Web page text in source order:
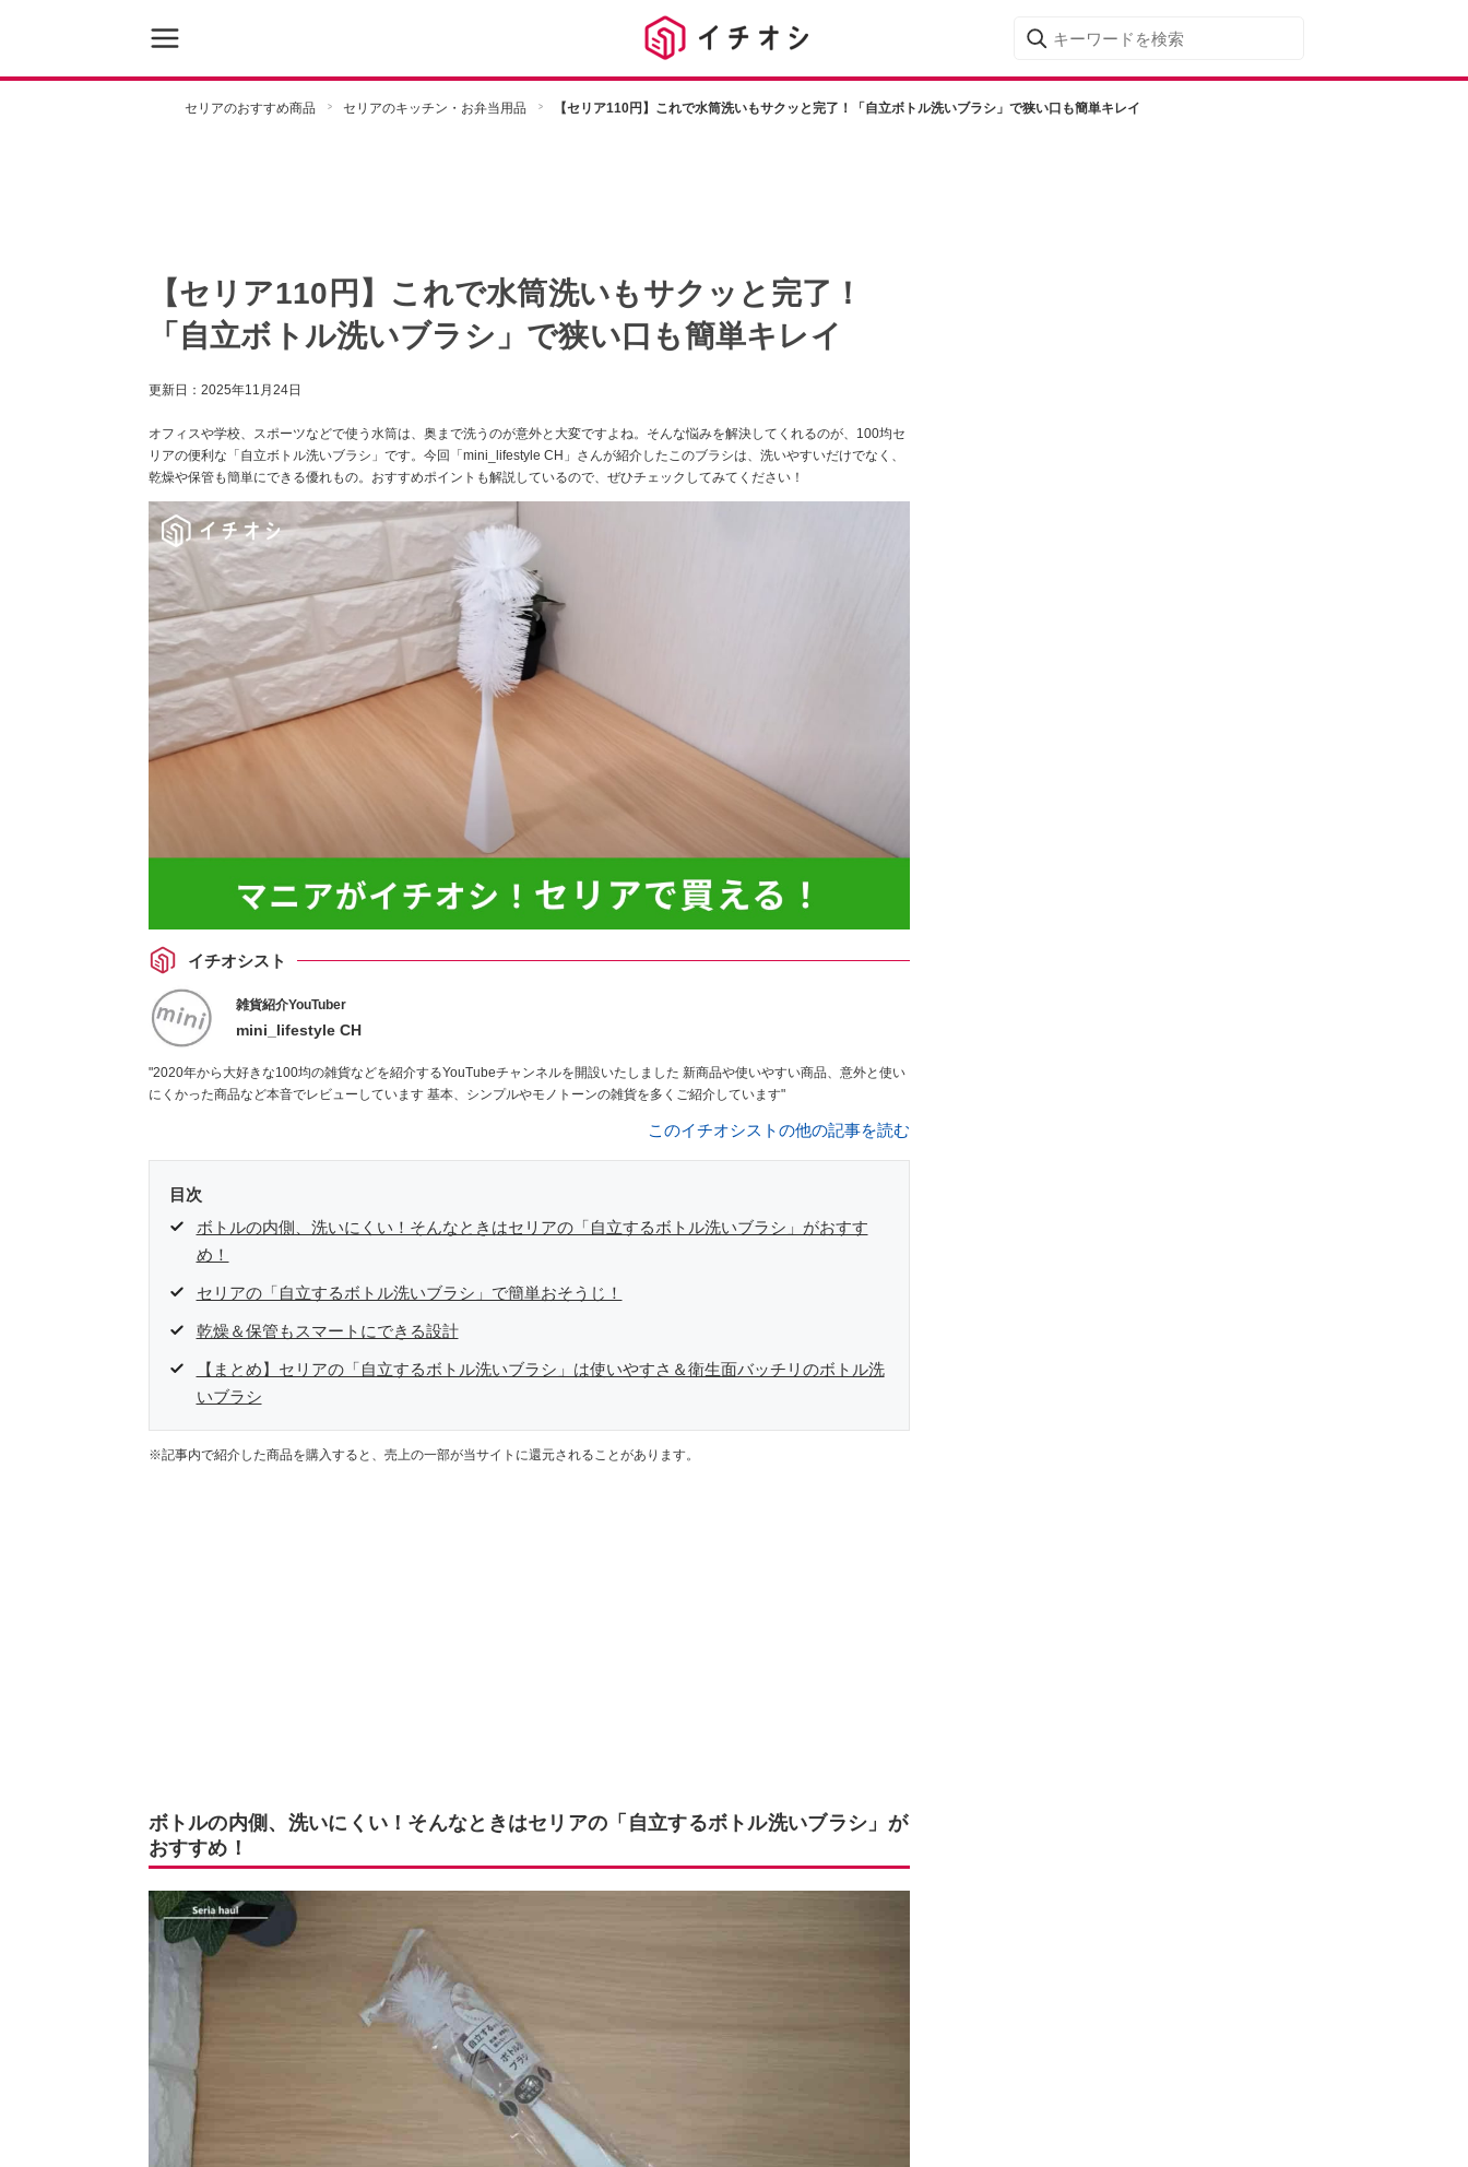
セリアのおすすめ商品 セリアのキッチン・お弁当用品 【セリア110円】これで水筒洗いもサクッと完了！「自立ボトル洗いブラシ」で狭い口も簡単キレイ
【セリア110円】これで水筒洗いもサクッと完了！
「自立ボトル洗いブラシ」で狭い口も簡単キレイ
更新日： 2025年11月24日
オフィスや学校、スポーツなどで使う水筒は、奥まで洗うのが意外と大変ですよね。そんな悩みを解決してくれるのが、100均セ
リアの便利な「自立ボトル洗いブラシ」です。今回「mini_lifestyle CH」さんが紹介したこのブラシは、洗いやすいだけでなく、
乾燥や保管も簡単にできる優れもの。おすすめポイントも解説しているので、ぜひチェックしてみてください！
イチオシスト
雑貨紹介YouTuber
mini_lifestyle CH
"2020年から大好きな100均の雑貨などを紹介するYouTubeチャンネルを開設いたしました 新商品や使いやすい商品、意外と使い
にくかった商品など本音でレビューしています 基本、シンプルやモノトーンの雑貨を多くご紹介しています"
このイチオシストの他の記事を読む
目次
ボトルの内側、洗いにくい！そんなときはセリアの「自立するボトル洗いブラシ」がおすす
め！
セリアの「自立するボトル洗いブラシ」で簡単おそうじ！
乾燥＆保管もスマートにできる設計
【まとめ】セリアの「自立するボトル洗いブラシ」は使いやすさ＆衛生面バッチリのボトル洗
いブラシ
※記事内で紹介した商品を購入すると、売上の一部が当サイトに還元されることがあります。
ボトルの内側、洗いにくい！そんなときはセリアの「自立するボトル洗いブラシ」が
おすすめ！